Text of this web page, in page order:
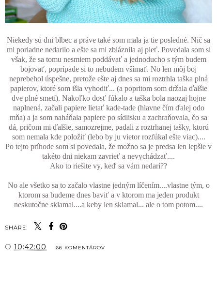
Niekedy sú dni blbec a práve také som mala ja tie posledné. Nič sa
mi poriadne nedarilo a ešte sa mi zbláznila aj pleť. Povedala som si
však, že sa tomu nesmiem poddávať a jednoducho s tým budem
bojovať, poprípade si to nebudem všímať. No len môj boj
neprebehol úspešne, pretože ešte aj dnes sa mi roztrhla taška plná
papierov, ktoré som išla vyhodiť... (a popritom som držala ďalšie
dve plné smetí). Nakoľko dosť fúkalo a taška bola naozaj hojne
naplnená, začali papiere lietať kade-tade (hlavne čím ďalej odo
mňa) a ja som naháňala papiere po sídlisku a zachraňovala, čo sa
dá, pričom mi ďalšie, samozrejme, padali z roztrhanej tašky, ktorú
som nemala kde položiť (lebo by ju vietor rozfúkal ešte viac)....
Po tejto príhode som si povedala, že možno sa je predsa len lepšie v
takéto dni niekam zavrieť a nevychádzať....
Ako to riešite vy, keď sa vám nedarí??
No ale všetko sa to začalo vlastne jedným líčením....vlastne tým, o
ktorom sa budeme dnes baviť a v ktorom ma jeden produkt
neskutočne sklamal....a keby len sklamal... ale o tom potom....
SHARE:
O 10:42:00 66 KOMENTÁROV